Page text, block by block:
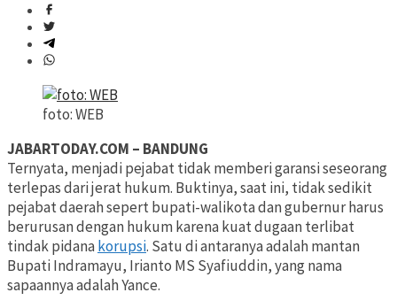
foto: WEB
JABARTODAY.COM – BANDUNG
Ternyata, menjadi pejabat tidak memberi garansi seseorang
terlepas dari jerat hukum. Buktinya, saat ini, tidak sedikit
pejabat daerah sepert bupati-walikota dan gubernur harus
berurusan dengan hukum karena kuat dugaan terlibat
tindak pidanakorupsi. Satu di antaranya adalah mantan
Bupati Indramayu, Irianto MS Syafiuddin, yang nama
sapaannya adalah Yance.